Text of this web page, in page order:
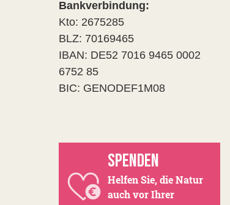
Bankverbindung:
Kto: 2675285
BLZ: 70169465
IBAN: DE52 7016 9465 0002
6752 85
BIC: GENODEF1M08
SPENDEN
Helfen Sie, die Natur
auch vor Ihrer